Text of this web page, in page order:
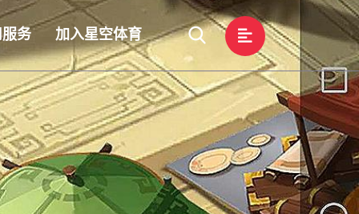
务 加入星空体育